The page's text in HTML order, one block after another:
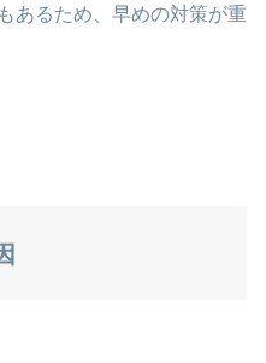
あるため、早めの対策が重